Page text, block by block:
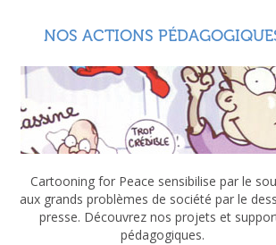
NOS ACTIONS
Cartooning for Peace sensibilise par le
aux grands problèmes de société par le
presse. Découvrez nos projets et
pédagogiques.